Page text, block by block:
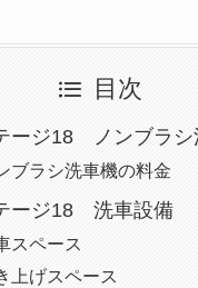
目次
ージ18 ノンブラシ
ブラシ洗車機の料金
ージ18 洗車設備
スペース
上げスペース